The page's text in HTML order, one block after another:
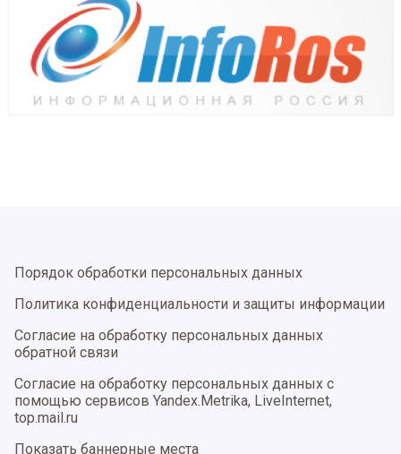
Порядок обработки персональных данных
Политика конфиденциальности и защиты информации
Согласие на обработку персональных данных
обратной связи
Согласие на обработку персональных данных с
помощью сервисов Yandex.Metrika, LiveInternet,
top.mail.ru
Показать баннерные места